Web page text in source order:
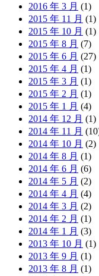
2016 年 3 月 (1)
2015 年 11 月 (1)
2015 年 10 月 (1)
2015 年 8 月 (7)
2015 年 6 月 (27)
2015 年 4 月 (1)
2015 年 3 月 (1)
2015 年 2 月 (1)
2015 年 1 月 (4)
2014 年 12 月 (1)
2014 年 11 月
2014 年 10 月 (2)
2014 年 8 月 (1)
2014 年 6 月 (6)
2014 年 5 月 (2)
2014 年 4 月 (4)
2014 年 3 月 (2)
2014 年 2 月 (1)
2014 年 1 月 (3)
2013 年 10 月 (1)
2013 年 9 月 (1)
2013 年 8 月 (1)